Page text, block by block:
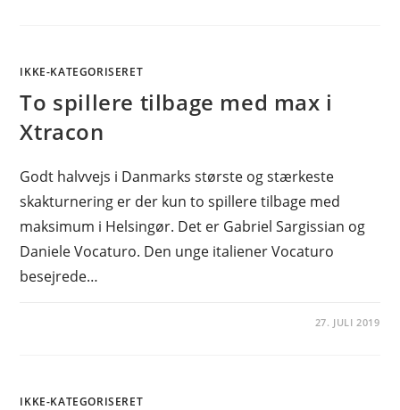
IKKE-KATEGORISERET
To spillere tilbage med max i
Xtracon
Godt halvvejs i Danmarks største og stærkeste
skakturnering er der kun to spillere tilbage med
maksimum i Helsingør. Det er Gabriel Sargissian og
Daniele Vocaturo. Den unge italiener Vocaturo
besejrede…
27. JULI 2019
IKKE-KATEGORISERET